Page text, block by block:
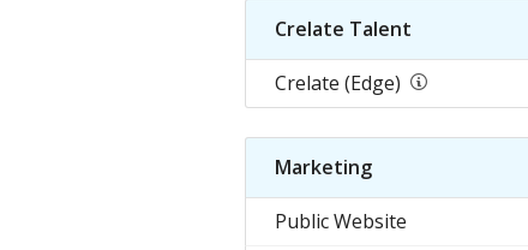
Crelate Talent
Crelate (Edge)
Marketing
Public Website